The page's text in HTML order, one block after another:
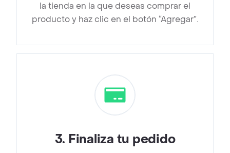
la tienda en la que deseas comprar el
producto y haz clic en el botón “Agregar”.
3. Finaliza tu pedido